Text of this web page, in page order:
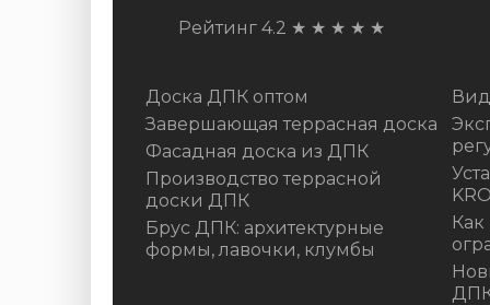
Рейтинг 4.2 ★ ★ ★ ★ ★
Доска ДПК оптом
Завершающая террасная доска
Фасадная доска из ДПК
Производство террасной
доски ДПК
Брус ДПК: архитектурные
формы, лавочки, клумбы